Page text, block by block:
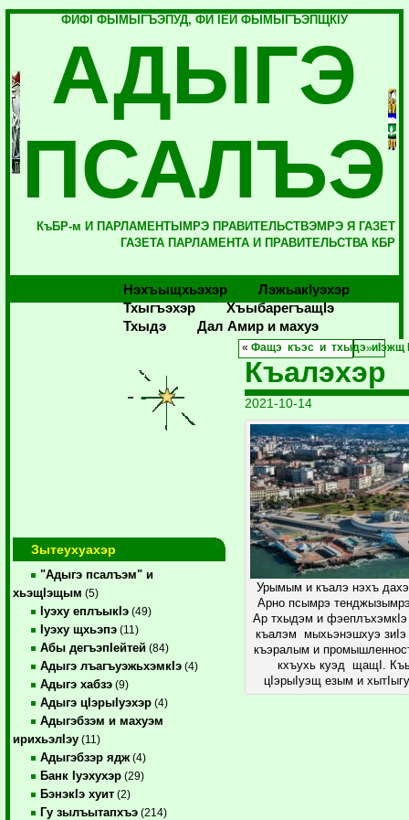
ФИФI ФЫМЫГЪЭПУД, ФИ IЕЙ ФЫМЫГЪЭПЩКIУ
АДЫГЭ
ПСАЛЪЭ
КъБР-м И ПАРЛАМЕНТЫМРЭ ПРАВИТЕЛЬСТВЭМРЭ Я ГАЗЕТ
ГАЗЕТА ПАРЛАМЕНТА И ПРАВИТЕЛЬСТВА КБР
Нэхъыщхьэхэр
Лэжьакlуэхэр
Тхыгъэхэр
Хъыбарегъащlэ
Тхыдэ
Дал Амир и махуэ
Зытеухуахэр
"Адыгэ псалъэм" и
хьэщIэщым (5)
Iуэху еплъыкIэ (49)
Iуэху щхьэпэ (11)
Абы дегъэпIейтей (84)
Адыгэ лъагъуэжьхэмкIэ (4)
Адыгэ хабзэ (9)
Адыгэ цIэрыIуэхэр (4)
Адыгэбзэм и махуэм
ирихьэлIэу (11)
Адыгэбзэр ядж (4)
Банк Iуэхухэр (29)
БэнэкIэ хуит (2)
Гу зылъытапхъэ (214)
«Фащэ къэс и тхыдэ иIэжщ
Къалэхэр
2021-10-14
Урымым и къалэ нэхъ
Арно псымрэ
Ар тхыдэм и
къалэм мыхьэнэшхуэ
къэралым и
кхъухь куэд щащI.
цIэрыIуэщ езым и